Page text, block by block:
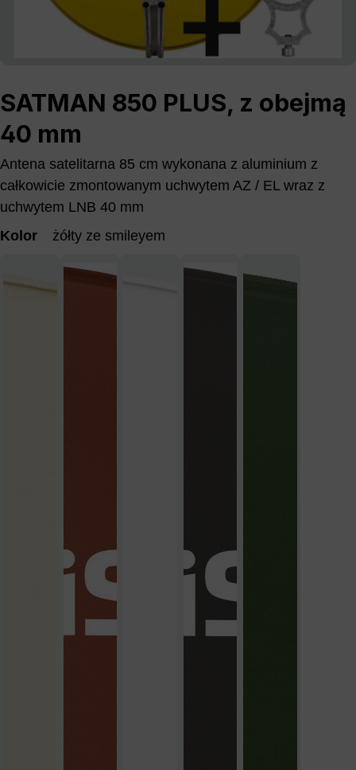
SATMAN 850 PLUS, z obejmą
40 mm
Antena satelitarna 85 cm wykonana z aluminium z
całkowicie zmontowanym uchwytem AZ / EL wraz z
uchwytem LNB 40 mm
Kolor
żółty ze smileyem